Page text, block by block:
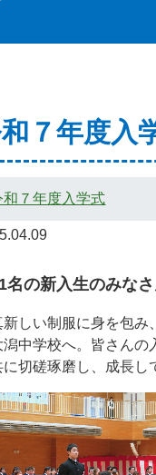
覧
一覧
ジ一覧
７年度入
和７年度入学式
名の新入生のみな
しい制服に身を包み
潟中学校へ。皆さんの
切磋琢磨し、成長し